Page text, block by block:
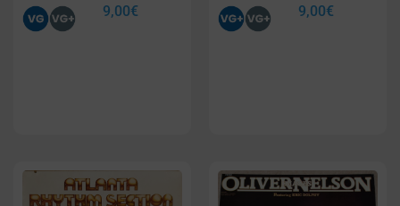
9,00€ 9,00€